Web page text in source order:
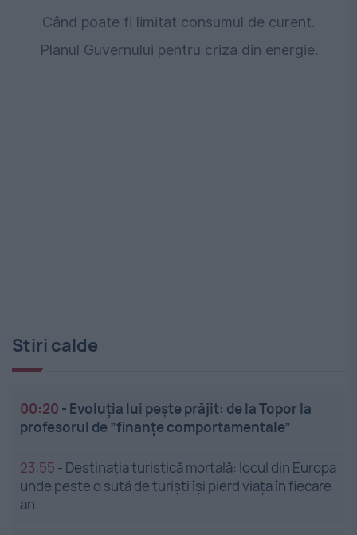
Când poate fi limitat consumul de curent.
Planul Guvernului pentru criza din energie.
Stiri calde
00:20 - Evoluția lui pește prăjit: de la Topor la
profesorul de ”finanțe comportamentale”
23:55 - Destinația turistică mortală: locul din Europa
unde peste o sută de turiști își pierd viața în fiecare
an